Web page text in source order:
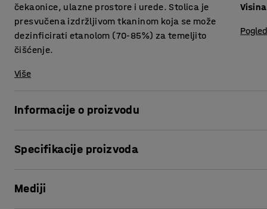
čekaonice, ulazne prostore i urede. Stolica je
presvučena izdržljivom tkaninom koja se može
dezinficirati etanolom (70-85%) za temeljito
čišćenje.
Više
Visina
Informacije o proizvodu
Stolica je savršen izbor za urede, čekaonice,
samostalno kao dizajnerski komad namještaja.
Specifikacije proizvoda
Dubina sjedišta
Mediji